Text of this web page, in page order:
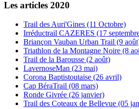
Les articles 2020
Trail des Auri'Gines (11 Octobre)
Irréductrail CAZERES (17
Briançon Vauban Urban Trail (9
Triathlon de la Montagne Noire (8
Trail de la Barousse (2 août)
LavernoseMan (23 mai)
Corona Baptistoutaise (26 avril)
Cap BéraTrail (08 mars)
Ronde Givrée (26 janvier)
Trail des Coteaux de Bellevue (05